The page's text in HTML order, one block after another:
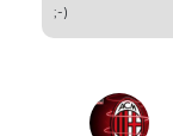
;-)